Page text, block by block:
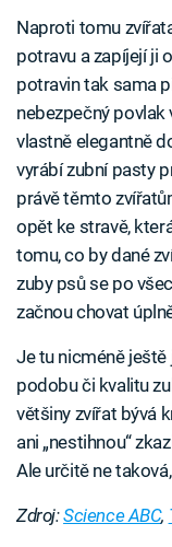
Naproti tomu
potravu a zapíjejí ji
potravin tak sama
nebezpečný povlak
vlastně elegantně
vyrábí zubní pasty
právě těmto
opět ke stravě,
tomu, co by dané
zuby psů se po
začnou chovat
Je tu nicméně ještě
podobu či kvalitu
většiny zvířat bývá
ani „nestihnou“
Ale určitě ne
Zdroj:Science ABC,